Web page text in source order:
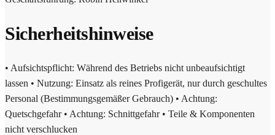
Sicherheitshinweise
• Aufsichtspflicht: Während des Betriebs nicht unbeaufsichtigt
lassen • Nutzung: Einsatz als reines Profigerät, nur durch geschultes
Personal (Bestimmungsgemäßer Gebrauch) • Achtung:
Quetschgefahr • Achtung: Schnittgefahr • Teile & Komponenten
nicht verschlucken